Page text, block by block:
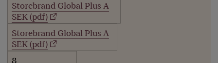
Storebrand Global Plus A
SEK (pdf)
Storebrand Global Plus A
SEK (pdf)
8